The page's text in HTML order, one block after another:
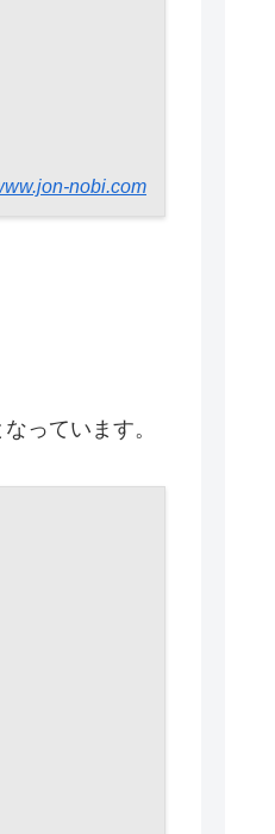
nobi.com
っています。